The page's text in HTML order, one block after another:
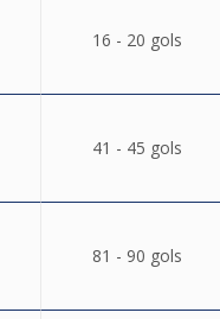
16 - 20 gols
41 - 45 gols
81 - 90 gols